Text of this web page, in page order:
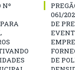
Nº
061/
DE
DE